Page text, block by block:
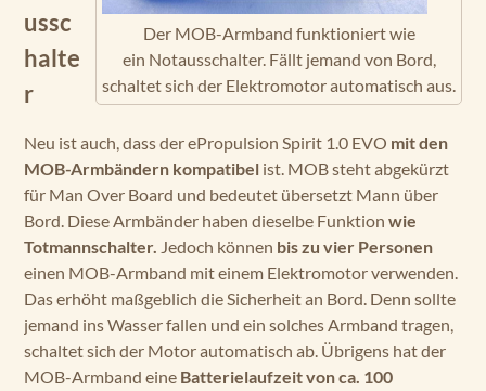
Der MOB-Armband funktioniert wie
ein Notausschalter. Fällt jemand von Bord,
schaltet sich der Elektromotor automatisch aus.
ussc
halte
r
Neu ist auch, dass der ePropulsion Spirit 1.0 EVO mit den
MOB-Armbändern kompatibel ist. MOB steht abgekürzt
für Man Over Board und bedeutet übersetzt Mann über
Bord. Diese Armbänder haben dieselbe Funktion wie
Totmannschalter. Jedoch können bis zu vier Personen
einen MOB-Armband mit einem Elektromotor verwenden.
Das erhöht maßgeblich die Sicherheit an Bord. Denn sollte
jemand ins Wasser fallen und ein solches Armband tragen,
schaltet sich der Motor automatisch ab. Übrigens hat der
MOB-Armband eine Batterielaufzeit von ca. 100